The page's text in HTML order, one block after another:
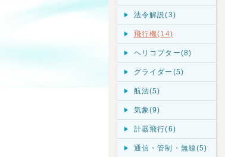
法令解説(3)
飛行機(14)
ヘリコプター(8)
グライダー(5)
航法(5)
気象(9)
計器飛行(6)
通信・管制・無線(5)